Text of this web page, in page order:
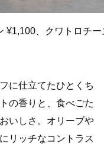
¥1,100、クワトロチ
に仕立てたひとくち
の香りと、食べごた
いしさ。オリーブや
リッチなコントラス